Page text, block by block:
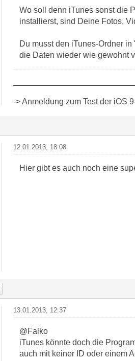
Wo soll denn iTunes sonst die
installierst, sind Deine Fotos,
Du musst den iTunes-Ordner
die Daten wieder wie gewohnt
-> Anmeldung zum Test der iOS
12.01.2013, 18:08
Hier gibt es auch noch eine
13.01.2013, 12:37
@Falko
iTunes könnte doch die
auch mit keiner ID oder einem